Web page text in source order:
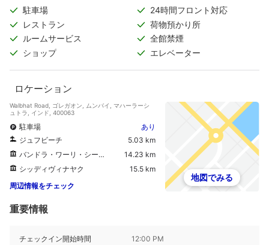
駐車場
24時間フロント対応
レストラン
荷物預かり所
ルームサービス
全館禁煙
ショップ
エレベーター
ロケーション
Walbhat Road, ゴレガオン, ムンバイ, マハーラーシ
ュトラ, インド, 400063
駐車場
あり
ジュフビーチ
5.03 km
バンドラ・ワーリ・シーリンク
14.23 km
シッディヴィナヤク
15.5 km
周辺情報をチェック
地図でみる
重要情報
チェックイン開始時間 12:00 PM